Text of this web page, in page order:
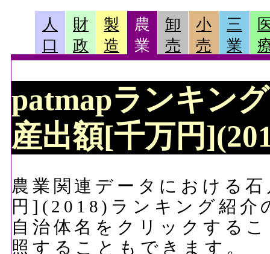
人
口
財
政
製
造
農
業
卸
売
小
売
三
業
patmapランキン
産出額[千万円
農業関連データにおける
円](2018)ランキング紹介
自治体名をクリックする
照することもできます。